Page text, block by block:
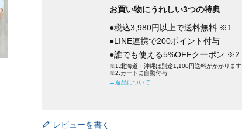
お買い物にうれしい3つの特典
●税込3,980円以上で送料無料 ※1
●LINE連携で200ポイント付与
●誰でも使える5%OFFクーポン ※2
※1.北海道・沖縄は別途1,100円送料がかかります
※2.カートに自動付与
→返品について
レビューを書く